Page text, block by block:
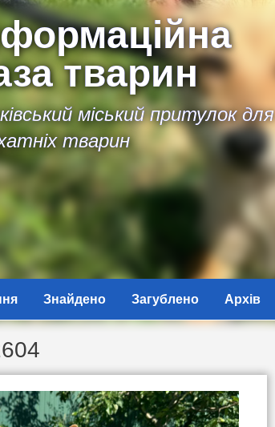
тварин
міський притулок для
тварин
Знайдено Загублено Архів